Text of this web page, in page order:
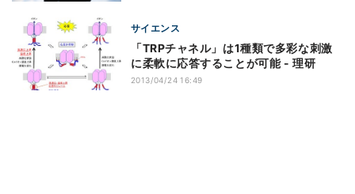
サイエンス
「TRPチャネル」は1種類で多彩な刺激
に柔軟に応答することが可能 - 理研
2013/04/24 16:49